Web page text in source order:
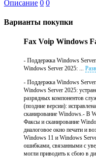
Описание 0 0
Варианты покупки
Fax Voip Windows
- Поддержка Windows
Windows Server 2025: ...
- Поддержка Windows
Windows Server 2025:
разрядных компонентов
(поздние версии):
сканирование Windows.- В
Факсы и сканирование
диалоговое окно печати и
Windows 11 и Windows
ошибками, связанными с
могли приводить к сбою в